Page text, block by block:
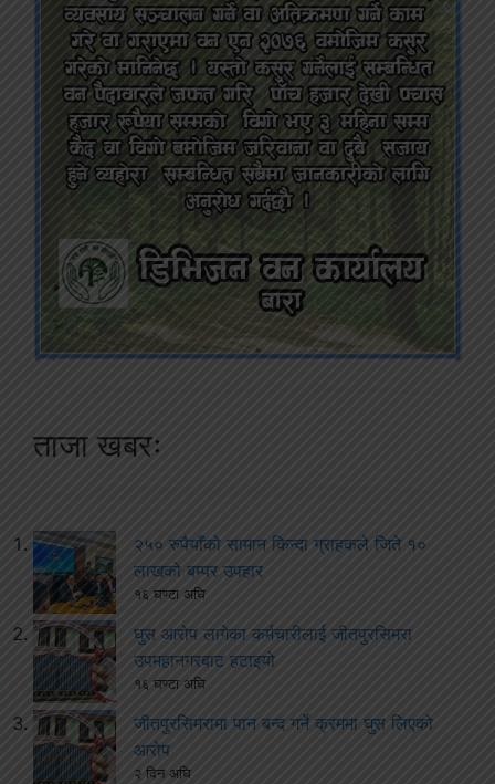
ताजा खबरः
२५० रुपैयाँको सामान किन्दा ग्राहकले जिते १०
लाखको बम्पर उपहार
१६ घण्टा अघि
घुस आरोप लागेका कर्मचारीलाई जीतपुरसिमरा
उपमहानगरबाट हटाइयो
१६ घण्टा अघि
जीतपुरसिमरामा पान बन्द गर्ने क्रममा घुस लिएको
आरोप
२ दिन अघि